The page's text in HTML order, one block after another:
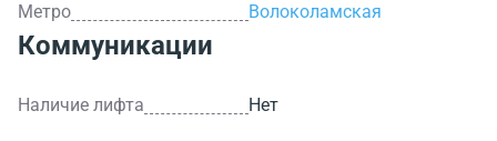
Метро
Волоколамская
Коммуникации
Наличие лифта Нет